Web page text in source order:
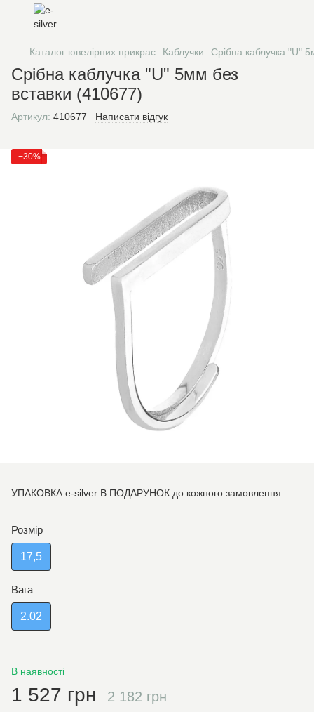
Каталог ювелірних прикрас Каблучки Срібна каблучка "U"
Срібна каблучка "U" 5мм без
вставки (410677)
Артикул: 410677 Написати відгук
−30%
УПАКОВКА e-silver В ПОДАРУНОК до кожного замовлення
Розмір
17,5
Вага
2.02
В наявності
1 527 грн 2 182 грн